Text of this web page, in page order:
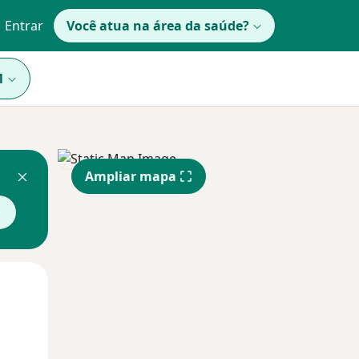
Entrar Você atua na área da saúde?
Ampliar mapa